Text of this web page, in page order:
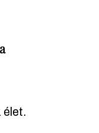
élet.